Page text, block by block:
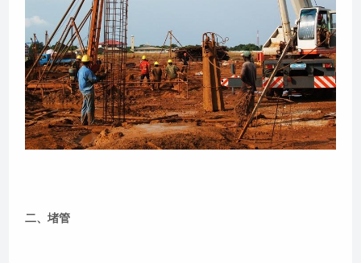
二、堵管